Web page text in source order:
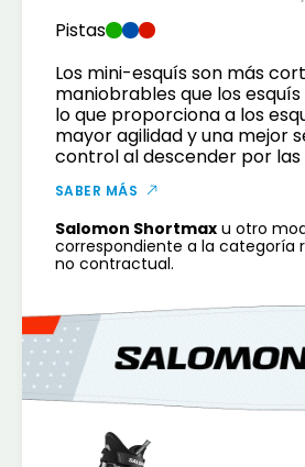
Pistas
Los mini-esquís son más
maniobrables que los
lo que proporciona a los
mayor agilidad y una mejor
control al descender por las
SABER MÁS
Salomon Shortmax u otro
correspondiente a la categoría
no contractual.